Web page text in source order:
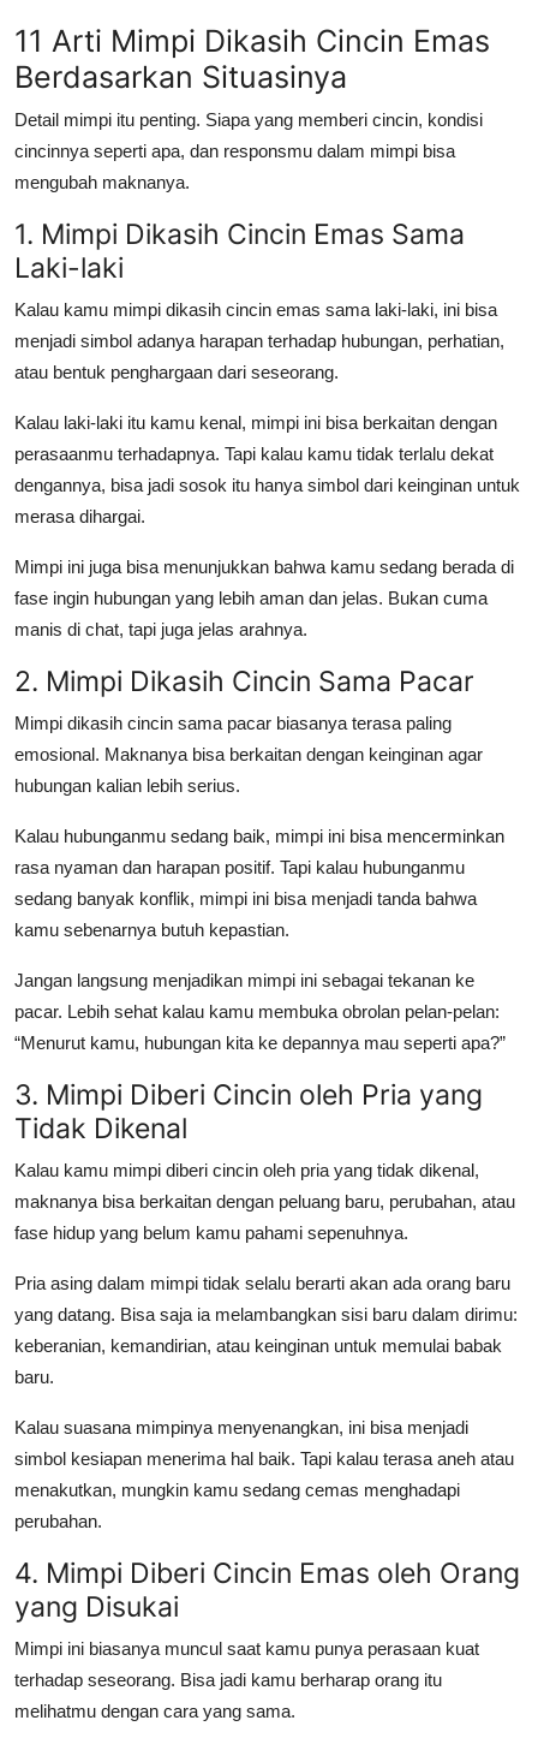
11 Arti Mimpi Dikasih Cincin Emas
Berdasarkan Situasinya
Detail mimpi itu penting. Siapa yang memberi cincin, kondisi
cincinnya seperti apa, dan responsmu dalam mimpi bisa
mengubah maknanya.
1. Mimpi Dikasih Cincin Emas Sama
Laki-laki
Kalau kamu mimpi dikasih cincin emas sama laki-laki, ini bisa
menjadi simbol adanya harapan terhadap hubungan, perhatian,
atau bentuk penghargaan dari seseorang.
Kalau laki-laki itu kamu kenal, mimpi ini bisa berkaitan dengan
perasaanmu terhadapnya. Tapi kalau kamu tidak terlalu dekat
dengannya, bisa jadi sosok itu hanya simbol dari keinginan untuk
merasa dihargai.
Mimpi ini juga bisa menunjukkan bahwa kamu sedang berada di
fase ingin hubungan yang lebih aman dan jelas. Bukan cuma
manis di chat, tapi juga jelas arahnya.
2. Mimpi Dikasih Cincin Sama Pacar
Mimpi dikasih cincin sama pacar biasanya terasa paling
emosional. Maknanya bisa berkaitan dengan keinginan agar
hubungan kalian lebih serius.
Kalau hubunganmu sedang baik, mimpi ini bisa mencerminkan
rasa nyaman dan harapan positif. Tapi kalau hubunganmu
sedang banyak konflik, mimpi ini bisa menjadi tanda bahwa
kamu sebenarnya butuh kepastian.
Jangan langsung menjadikan mimpi ini sebagai tekanan ke
pacar. Lebih sehat kalau kamu membuka obrolan pelan-pelan:
“Menurut kamu, hubungan kita ke depannya mau seperti apa?”
3. Mimpi Diberi Cincin oleh Pria yang
Tidak Dikenal
Kalau kamu mimpi diberi cincin oleh pria yang tidak dikenal,
maknanya bisa berkaitan dengan peluang baru, perubahan, atau
fase hidup yang belum kamu pahami sepenuhnya.
Pria asing dalam mimpi tidak selalu berarti akan ada orang baru
yang datang. Bisa saja ia melambangkan sisi baru dalam dirimu:
keberanian, kemandirian, atau keinginan untuk memulai babak
baru.
Kalau suasana mimpinya menyenangkan, ini bisa menjadi
simbol kesiapan menerima hal baik. Tapi kalau terasa aneh atau
menakutkan, mungkin kamu sedang cemas menghadapi
perubahan.
4. Mimpi Diberi Cincin Emas oleh Orang
yang Disukai
Mimpi ini biasanya muncul saat kamu punya perasaan kuat
terhadap seseorang. Bisa jadi kamu berharap orang itu
melihatmu dengan cara yang sama.